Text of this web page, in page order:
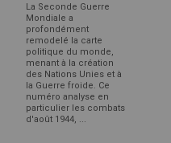
La Seconde Guerre
Mondiale a
profondément
remodelé la carte
politique du monde,
menant à la création
des Nations Unies et à
la Guerre froide. Ce
numéro analyse en
particulier les combats
d'août 1944, ...